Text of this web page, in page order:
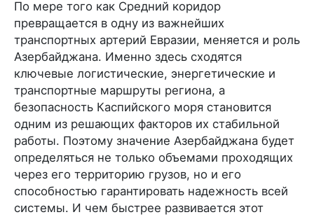
По мере того как Средний коридор
превращается в одну из важнейших
транспортных артерий Евразии, меняется и роль
Азербайджана. Именно здесь сходятся
ключевые логистические, энергетические и
транспортные маршруты региона, а
безопасность Каспийского моря становится
одним из решающих факторов их стабильной
работы. Поэтому значение Азербайджана будет
определяться не только объемами проходящих
через его территорию грузов, но и его
способностью гарантировать надежность всей
системы. И чем быстрее развивается этот